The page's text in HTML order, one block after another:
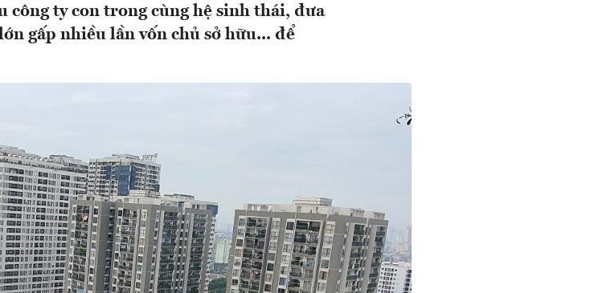
công ty con trong cùng hệ sinh thái, đưa
gấp nhiều lần vốn chủ sở hữu... để